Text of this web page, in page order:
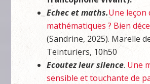
Echec et maths.Une leçon
mathématiques ? Bien
(Sandrine, 2025). Marelle
Teinturiers, 10h50
Ecoutez leur silence. Une
sensible et touchante de